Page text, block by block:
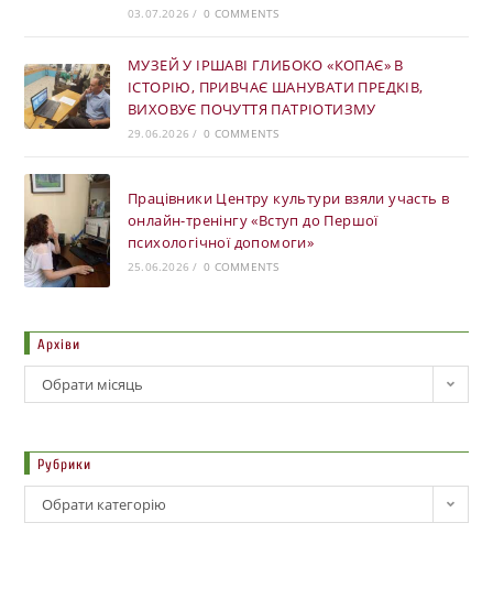
03.07.2026 / 0 COMMENTS
МУЗЕЙ У ІРШАВІ ГЛИБОКО «КОПАЄ» В
ІСТОРІЮ, ПРИВЧАЄ ШАНУВАТИ ПРЕДКІВ,
ВИХОВУЄ ПОЧУТТЯ ПАТРІОТИЗМУ
29.06.2026 / 0 COMMENTS
Працівники Центру культури взяли участь в
онлайн-тренінгу «Вступ до Першої
психологічної допомоги»
25.06.2026 / 0 COMMENTS
Архіви
Обрати місяць
Рубрики
Обрати категорію